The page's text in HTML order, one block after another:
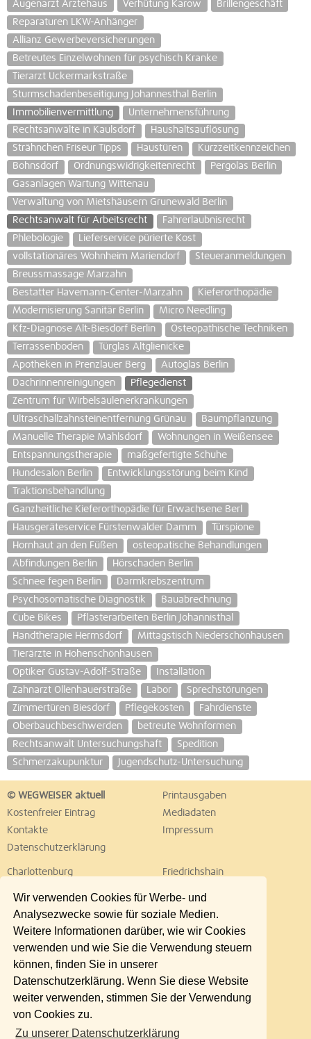
Wir verwenden Cookies für Werbe- und
Analysezwecke sowie für soziale Medien.
Weitere Informationen darüber, wie wir Cookies
verwenden und wie Sie die Verwendung steuern
können, finden Sie in unserer
Datenschutzerklärung. Wenn Sie diese Website
weiter verwenden, stimmen Sie der Verwendung
von Cookies zu.
Zu unserer Datenschutzerklärung
Augenarzt Ärztehaus
Verhütung Karow
Brillengeschäft
Reparaturen LKW-Anhänger
Allianz Gewerbeversicherungen
Betreutes Einzelwohnen für psychisch Kranke
Tierarzt Uckermarkstraße
Sturmschadenbeseitigung Johannesthal Berlin
Immobilienvermittlung
Unternehmensführung
Rechtsanwälte in Kaulsdorf
Haushaltsauflösung
Strähnchen Friseur Tipps
Haustüren
Kurzzeitkennzeichen
Bohnsdorf
Ordnungswidrigkeitenrecht
Pergolas Berlin
Gasanlagen Wartung Wittenau
Verwaltung von Mietshäusern Grunewald Berlin
Rechtsanwalt für Arbeitsrecht
Fahrerlaubnisrecht
Phlebologie
Lieferservice pürierte Kost
vollstationäres Wohnheim Mariendorf
Steueranmeldungen
Breussmassage Marzahn
Bestatter Havemann-Center-Marzahn
Kieferorthopädie
Modernisierung Sanitär Berlin
Micro Needling
Kfz-Diagnose Alt-Biesdorf Berlin
Osteopathische Techniken
Terrassenboden
Türglas Altglienicke
Apotheken in Prenzlauer Berg
Autoglas Berlin
Dachrinnenreinigungen
Pflegedienst
Zentrum für Wirbelsäulenerkrankungen
Ultraschallzahnsteinentfernung Grünau
Baumpflanzung
Manuelle Therapie Mahlsdorf
Wohnungen in Weißensee
Entspannungstherapie
maßgefertigte Schuhe
Hundesalon Berlin
Entwicklungsstörung beim Kind
Traktionsbehandlung
Ganzheitliche Kieferorthopädie für Erwachsene Berl
Hausgeräteservice Fürstenwalder Damm
Türspione
Hornhaut an den Füßen
osteopatische Behandlungen
Abfindungen Berlin
Hörschaden Berlin
Schnee fegen Berlin
Darmkrebszentrum
Psychosomatische Diagnostik
Bauabrechnung
Cube Bikes
Pflasterarbeiten Berlin Johannisthal
Handtherapie Hermsdorf
Mittagstisch Niederschönhausen
Tierärzte in Hohenschönhausen
Optiker Gustav-Adolf-Straße
Installation
Zahnarzt Ollenhauerstraße
Labor
Sprechstörungen
Zimmertüren Biesdorf
Pflegekosten
Fahrdienste
Oberbauchbeschwerden
betreute Wohnformen
Rechtsanwalt Untersuchungshaft
Spedition
Schmerzakupunktur
Jugendschutz-Untersuchung
© WEGWEISER aktuell
Printausgaben
Kostenfreier Eintrag
Mediadaten
Kontakte
Impressum
Datenschutzerklärung
Charlottenburg
Friedrichshain
Lichtenberg
Marzahn
Neukölln
Pankow
Reinickendorf
Schöneberg
Spandau
Steglitz
Tempelhof
Treptow
Umland Ost